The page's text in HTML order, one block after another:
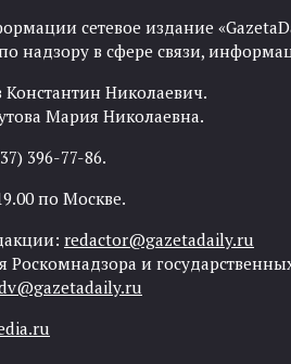
сетевое издание
надзору в сфере связи,
Николаевич.
Мария Николаевна.
396-77-86.
по Москве.
redactor@gazetadaily.ru
и